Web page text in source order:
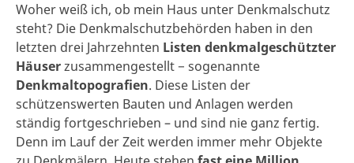
Woher weiß ich, ob mein Haus unter Denkmalschutz
steht? Die Denkmalschutzbehörden haben in den
letzten drei Jahrzehnten Listen denkmalgeschützter
Häuserzusammengestellt − sogenannte
Denkmaltopografien. Diese Listen der
schützenswerten Bauten und Anlagen werden
ständig fortgeschrieben – und sind nie ganz fertig.
Denn im Lauf der Zeit werden immer mehr Objekte